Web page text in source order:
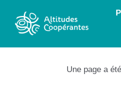
Aller au contenu principal
Une page a